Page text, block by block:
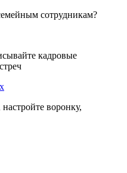
сотрудникам?
кадровые
воронку,